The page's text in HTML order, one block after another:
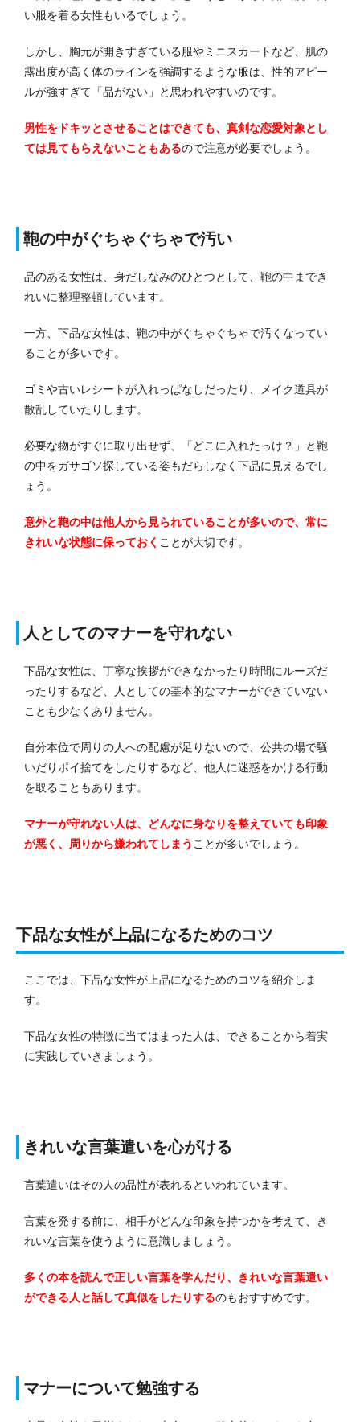
い服を着る女性もいるでしょう。
しかし、胸元が開きすぎている服やミニスカートなど、肌の
露出度が高く体のラインを強調するような服は、性的アピー
ルが強すぎて「品がない」と思われやすいのです。
男性をドキッとさせることはできても、真剣な恋愛対象とし
ては見てもらえないこともあるので注意が必要でしょう。
鞄の中がぐちゃぐちゃで汚い
品のある女性は、身だしなみのひとつとして、鞄の中までき
れいに整理整頓しています。
一方、下品な女性は、鞄の中がぐちゃぐちゃで汚くなってい
ることが多いです。
ゴミや古いレシートが入れっぱなしだったり、メイク道具が
散乱していたりします。
必要な物がすぐに取り出せず、「どこに入れたっけ？」と鞄
の中をガサゴソ探している姿もだらしなく下品に見えるでし
ょう。
意外と鞄の中は他人から見られていることが多いので、常に
きれいな状態に保っておく ことが大切です。
人としてのマナーを守れない
下品な女性は、丁寧な挨拶ができなかったり時間にルーズだ
ったりするなど、人としての基本的なマナーができていない
ことも少なくありません。
自分本位で周りの人への配慮が足りないので、公共の場で騒
いだりポイ捨てをしたりするなど、他人に迷惑をかける行動
を取ることもあります。
マナーが守れない人は、どんなに身なりを整えていても印象
が悪く、周りから嫌われてしまう ことが多いでしょう。
下品な女性が上品になるためのコツ
ここでは、下品な女性が上品になるためのコツを紹介しま
す。
下品な女性の特徴に当てはまった人は、できることから着実
に実践していきましょう。
きれいな言葉遣いを心がける
言葉遣いはその人の品性が表れるといわれています。
言葉を発する前に、相手がどんな印象を持つかを考えて、き
れいな言葉を使うように意識しましょう。
多くの本を読んで正しい言葉を学んだり、きれいな言葉遣い
ができる人と話して真似をしたりするのもおすすめです。
マナーについて勉強する